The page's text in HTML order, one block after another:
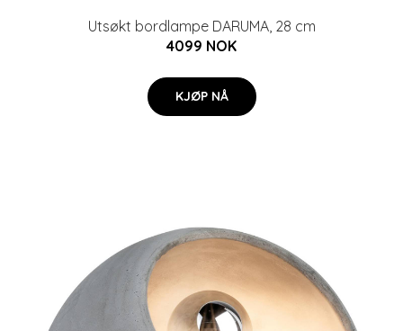
Utsøkt bordlampe DARUMA, 28 cm
4099 NOK
KJØP NÅ